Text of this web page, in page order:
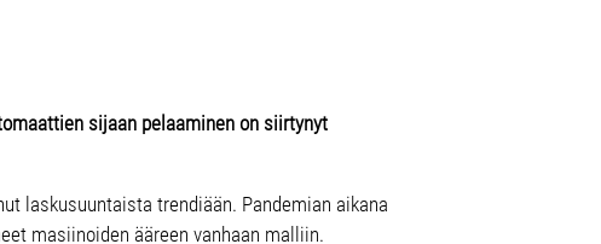
sijaan pelaaminen on siirtynyt
laskusuuntaista trendiään. Pandemian aikana
masiinoiden ääreen vanhaan malliin.